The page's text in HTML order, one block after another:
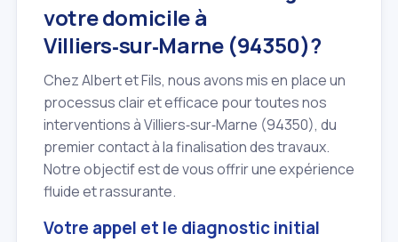
votre domicile à
Villiers‑sur‑Marne (94350)?
Chez Albert et Fils, nous avons mis en place un
processus clair et efficace pour toutes nos
interventions à Villiers‑sur‑Marne (94350), du
premier contact à la finalisation des travaux.
Notre objectif est de vous offrir une expérience
fluide et rassurante.
Votre appel et le diagnostic initial